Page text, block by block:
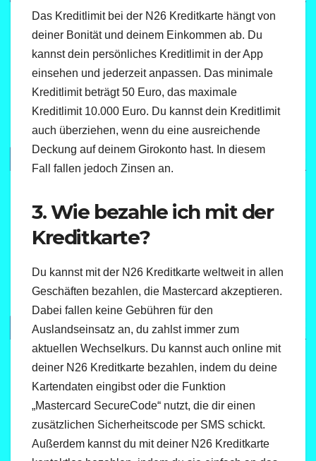
Das Kreditlimit bei der N26 Kreditkarte hängt von
deiner Bonität und deinem Einkommen ab. Du
kannst dein persönliches Kreditlimit in der App
einsehen und jederzeit anpassen. Das minimale
Kreditlimit beträgt 50 Euro, das maximale
Kreditlimit 10.000 Euro. Du kannst dein Kreditlimit
auch überziehen, wenn du eine ausreichende
Deckung auf deinem Girokonto hast. In diesem
Fall fallen jedoch Zinsen an.
3. Wie bezahle ich mit der
Kreditkarte?
Du kannst mit der N26 Kreditkarte weltweit in allen
Geschäften bezahlen, die Mastercard akzeptieren.
Dabei fallen keine Gebühren für den
Auslandseinsatz an, du zahlst immer zum
aktuellen Wechselkurs. Du kannst auch online mit
deiner N26 Kreditkarte bezahlen, indem du deine
Kartendaten eingibst oder die Funktion
„Mastercard SecureCode“ nutzt, die dir einen
zusätzlichen Sicherheitscode per SMS schickt.
Außerdem kannst du mit deiner N26 Kreditkarte